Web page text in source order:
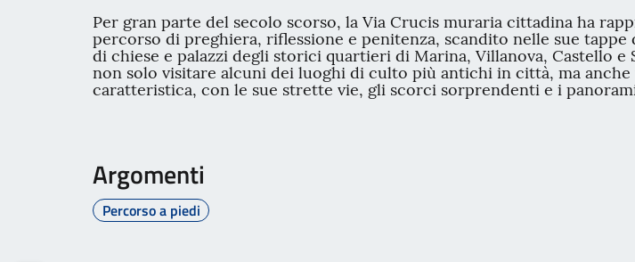
Per gran parte del secolo scorso, la Via Crucis muraria cittadina ha
percorso di preghiera, riflessione e penitenza, scandito nelle sue
di chiese e palazzi degli storici quartieri di Marina, Villanova, Castello
non solo visitare alcuni dei luoghi di culto più antichi in città, ma
caratteristica, con le sue strette vie, gli scorci sorprendenti e i
Argomenti
Percorso a piedi